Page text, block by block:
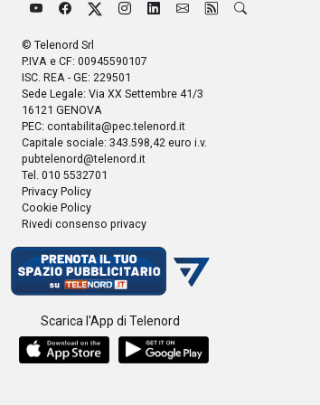
© Telenord Srl
P.IVA e CF: 00945590107
ISC. REA - GE: 229501
Sede Legale: Via XX Settembre 41/3
16121 GENOVA
PEC: contabilita@pec.telenord.it
Capitale sociale: 343.598,42 euro i.v.
pubtelenord@telenord.it
Tel. 010 5532701
Privacy Policy
Cookie Policy
Rivedi consenso privacy
Scarica l'App di Telenord